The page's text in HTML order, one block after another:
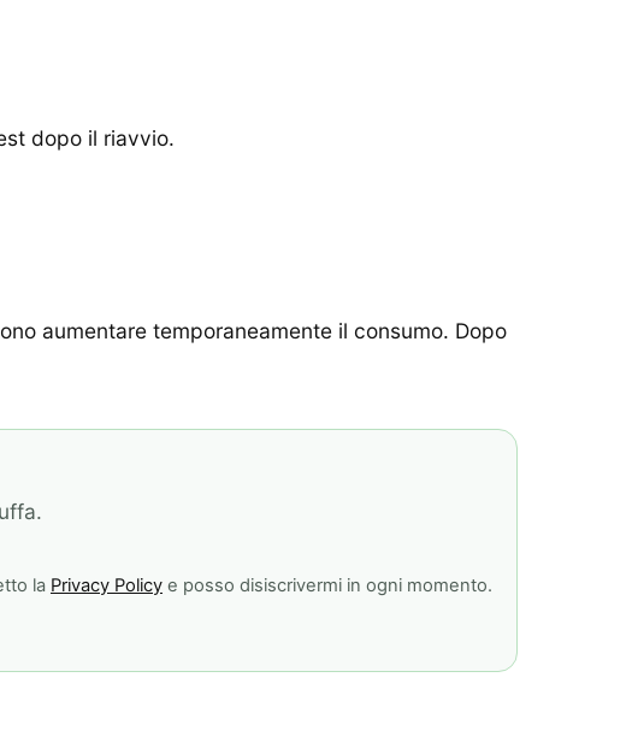
dopo il riavvio.
aumentare temporaneamente il consumo. Dopo
la Privacy Policy e posso disiscrivermi in ogni momento.